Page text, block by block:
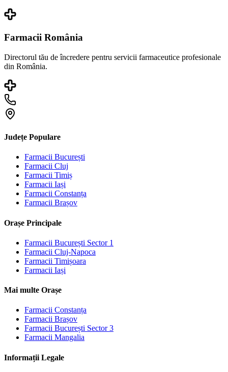
Farmacii România
Directorul tău de încredere pentru servicii farmaceutice profesionale
din România.
Județe Populare
Farmacii București
Farmacii Cluj
Farmacii Timiș
Farmacii Iași
Farmacii Constanța
Farmacii Brașov
Orașe Principale
Farmacii București Sector 1
Farmacii Cluj-Napoca
Farmacii Timișoara
Farmacii Iași
Mai multe Orașe
Farmacii Constanța
Farmacii Brașov
Farmacii București Sector 3
Farmacii Mangalia
Informații Legale